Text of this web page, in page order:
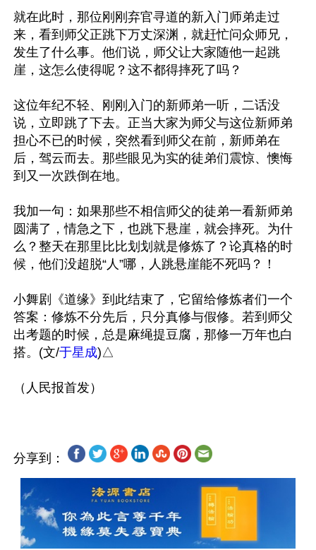
就在此时，那位刚刚弃官寻道的新入门师弟走过
来，看到师父正跳下万丈深渊，就赶忙问众师兄，
发生了什么事。他们说，师父让大家随他一起跳
崖，这怎么使得呢？这不都得摔死了吗？
这位年纪不轻、刚刚入门的新师弟一听，二话没
说，立即跳了下去。正当大家为师父与这位新师弟
担心不已的时候，突然看到师父在前，新师弟在
后，驾云而去。那些眼见为实的徒弟们震惊、懊悔
到又一次跌倒在地。
我加一句：如果那些不相信师父的徒弟一看新师弟
圆满了，情急之下，也跳下悬崖，就会摔死。为什
么？整天在那里比比划划就是修炼了？论真格的时
候，他们没超脱“人”哪，人跳悬崖能不死吗？！
小舞剧《道缘》到此结束了，它留给修炼者们一个
答案：修炼不分先后，只分真修与假修。若到师父
出考题的时候，总是麻绳提豆腐，那修一万年也白
搭。(文/于星成)△
分享到：